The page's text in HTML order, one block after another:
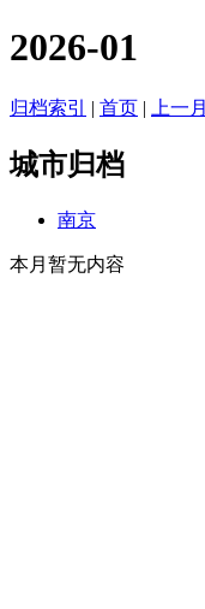
2026-01
归档索引 | 首页 | 上一月
城市归档
南京
本月暂无内容